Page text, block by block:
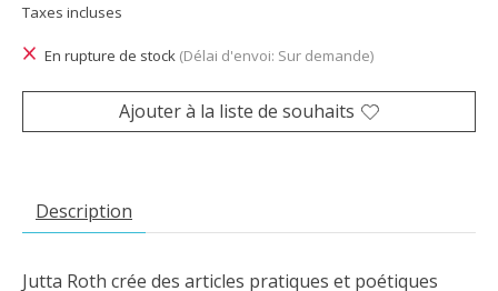
Taxes incluses
En rupture de stock (Délai d'envoi: Sur demande)
Ajouter à la liste de souhaits
Description
Jutta Roth crée des articles pratiques et poétiques